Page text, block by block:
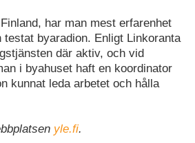
har man mest erfarenhet
testat byaradion. Enligt Linkoranta
där aktiv, och vid
i byahuset haft en koordinator
kunnat leda arbetet och hålla
yle.fi.